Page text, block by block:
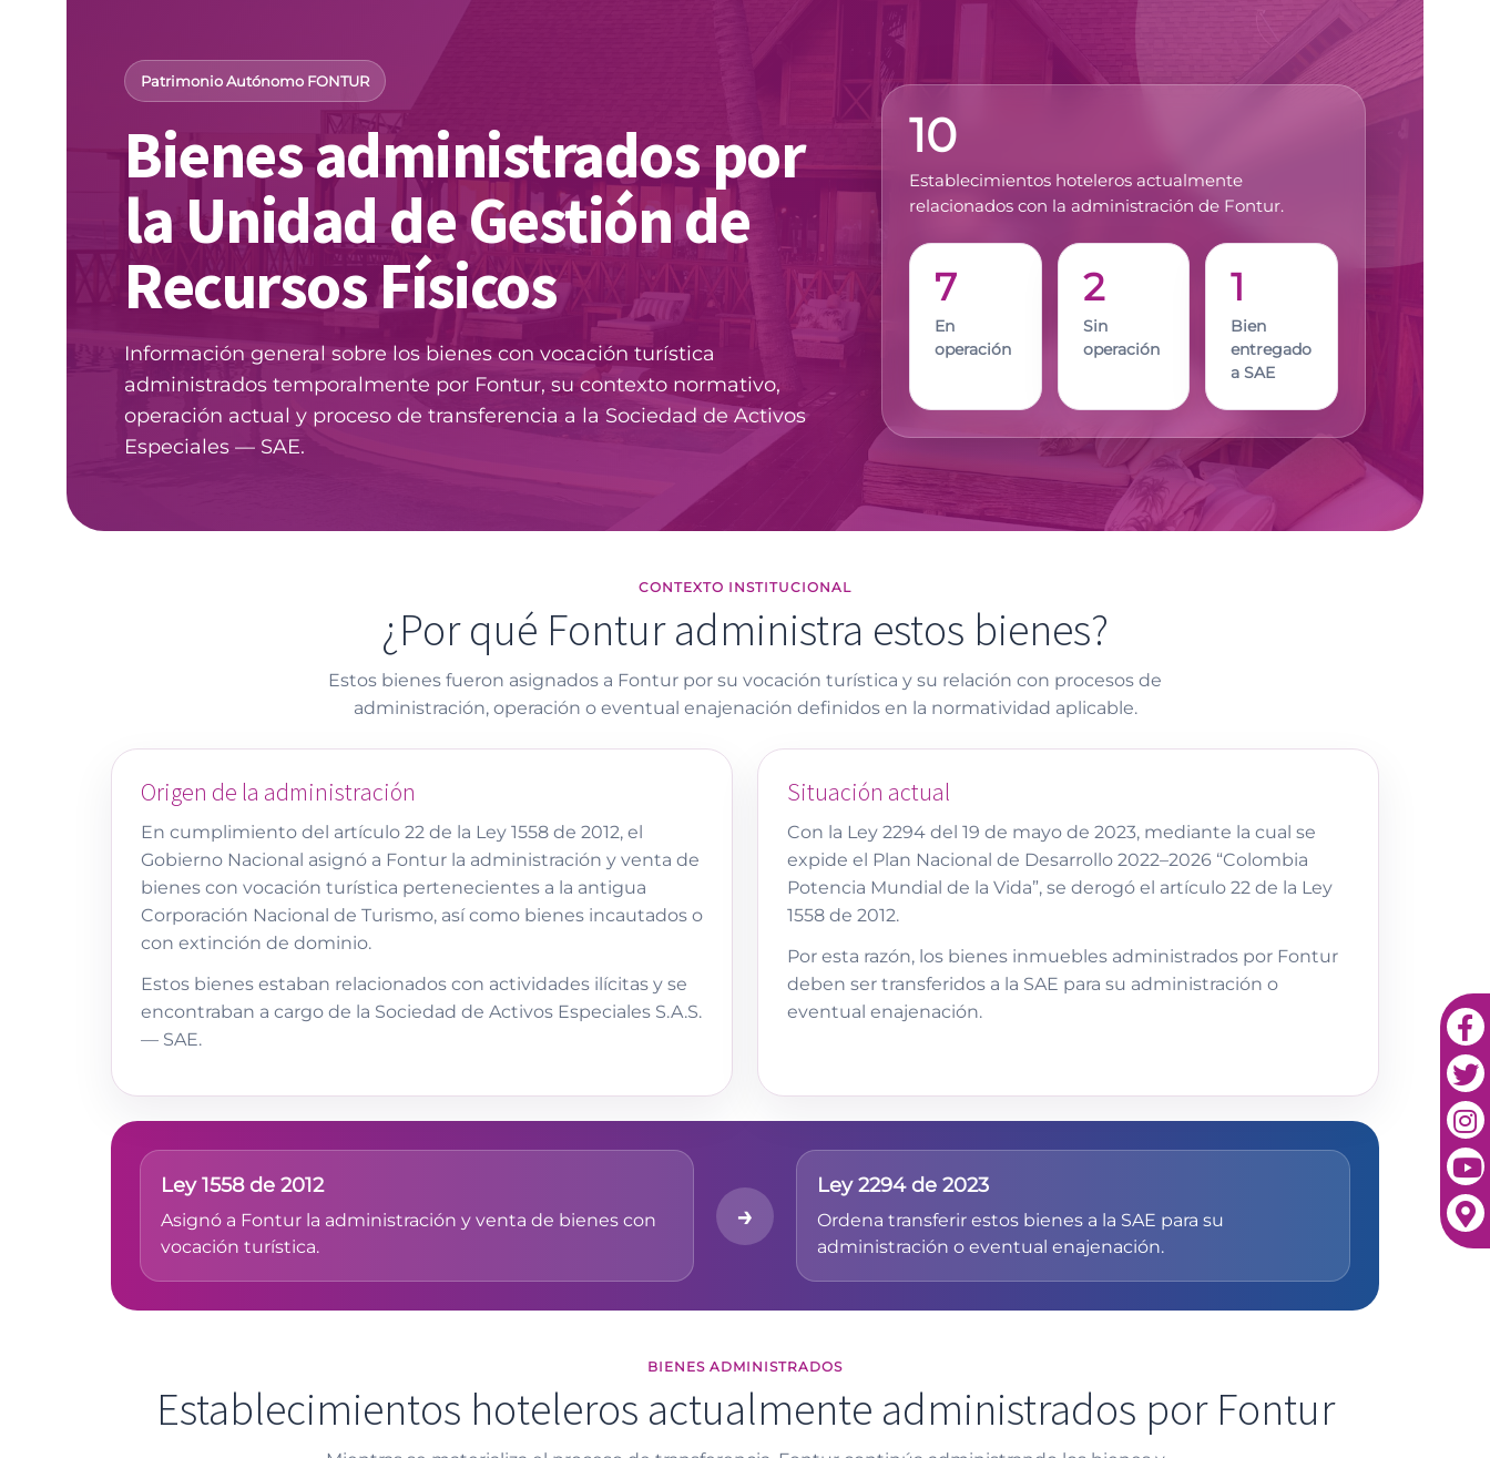
Patrimonio Autónomo FONTUR
Bienes administrados por
la Unidad de Gestión de
Recursos Físicos
Información general sobre los bienes con vocación turística
administrados temporalmente por Fontur, su contexto normativo,
operación actual y proceso de transferencia a la Sociedad de Activos
Especiales — SAE.
10
Establecimientos hoteleros actualmente
relacionados con la administración de Fontur.
7
En
operación
2
Sin
operación
1
Bien
entregado
a SAE
CONTEXTO INSTITUCIONAL
¿Por qué Fontur administra estos bienes?
Estos bienes fueron asignados a Fontur por su vocación turística y su relación con procesos de
administración, operación o eventual enajenación definidos en la normatividad aplicable.
Origen de la administración
En cumplimiento del artículo 22 de la Ley 1558 de 2012, el
Gobierno Nacional asignó a Fontur la administración y venta de
bienes con vocación turística pertenecientes a la antigua
Corporación Nacional de Turismo, así como bienes incautados o
con extinción de dominio.
Estos bienes estaban relacionados con actividades ilícitas y se
encontraban a cargo de la Sociedad de Activos Especiales S.A.S.
— SAE.
Situación actual
Con la Ley 2294 del 19 de mayo de 2023, mediante la cual se
expide el Plan Nacional de Desarrollo 2022–2026 “Colombia
Potencia Mundial de la Vida”, se derogó el artículo 22 de la Ley
1558 de 2012.
Por esta razón, los bienes inmuebles administrados por Fontur
deben ser transferidos a la SAE para su administración o
eventual enajenación.
Ley 1558 de 2012
Asignó a Fontur la administración y venta de bienes con
vocación turística.
→
Ley 2294 de 2023
Ordena transferir estos bienes a la SAE para su
administración o eventual enajenación.
BIENES ADMINISTRADOS
Establecimientos hoteleros actualmente administrados por Fontur